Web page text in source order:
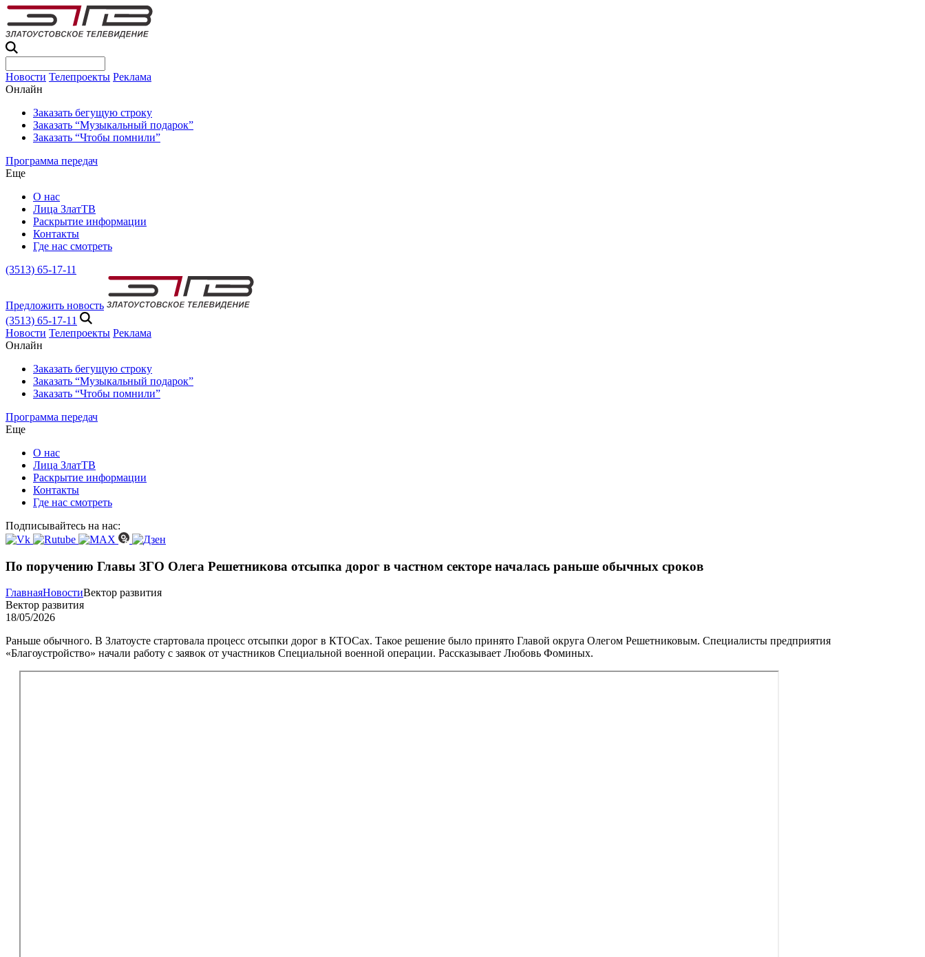
Новости Телепроекты Реклама
Онлайн
Заказать бегущую строку
Заказать “Музыкальный подарок”
Заказать “Чтобы помнили”
Программа передач
Еще
О нас
Лица ЗлатТВ
Раскрытие информации
Контакты
Где нас смотреть
(3513) 65-17-11
Предложить новость
(3513) 65-17-11
Новости Телепроекты Реклама
Онлайн
Заказать бегущую строку
Заказать “Музыкальный подарок”
Заказать “Чтобы помнили”
Программа передач
Еще
О нас
Лица ЗлатТВ
Раскрытие информации
Контакты
Где нас смотреть
Подписывайтесь на нас:
По поручению Главы ЗГО Олега Решетникова отсыпка дорог в частном секторе началась раньше обычных сроков
ГлавнаяНовостиВектор развития
Вектор развития
18/05/2026
Раньше обычного. В Златоусте стартовала процесс отсыпки дорог в КТОСах. Такое решение было принято Главой округа Олегом Решетниковым. Специалисты предприятия
«Благоустройство» начали работу с заявок от участников Специальной военной операции. Рассказывает Любовь Фоминых.